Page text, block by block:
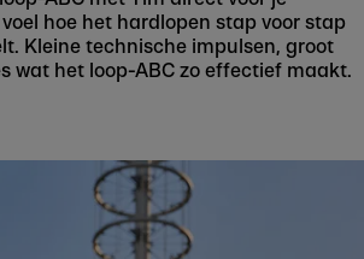
hoe het hardlopen stap voor stap
Kleine technische impulsen, groot
wat het loop-ABC zo effectief maakt.